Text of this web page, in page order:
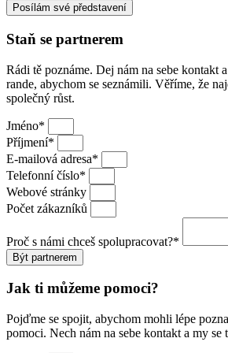
Posílám své představení
Staň se partnerem
Rádi tě poznáme. Dej nám na sebe kontakt
rande, abychom se seznámili. Věříme, že
společný růst.
Jméno*
Příjmení*
E-mailová adresa*
Telefonní číslo*
Webové stránky
Počet zákazníků
Proč s námi chceš spolupracovat?*
Být partnerem
Jak ti můžeme pomoci?
Pojďme se spojit, abychom mohli lépe
pomoci. Nech nám na sebe kontakt a my se